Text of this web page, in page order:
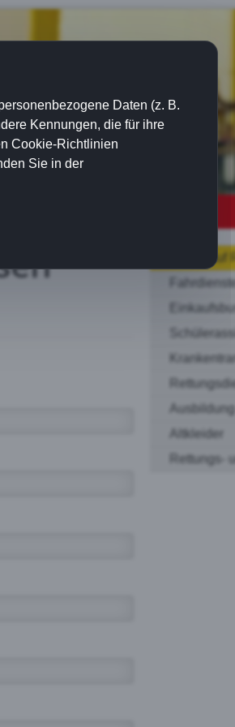
Essen auf
Altkleider
Rettungs-
Daten (z. B.
Kennungen, die für ihre
Cookie-Richtlinien
Sie in der